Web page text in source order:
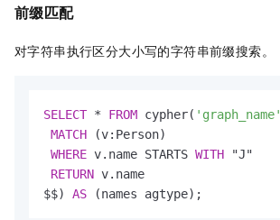
前缀匹配
对字符串执行区分大小写的字符串前缀搜索。
SELECT * FROM cypher( 'graph_name'
MATCH (v:Person)
WHERE v.name STARTS WITH "J"
RETURN v.name
$$) AS (names agtype);